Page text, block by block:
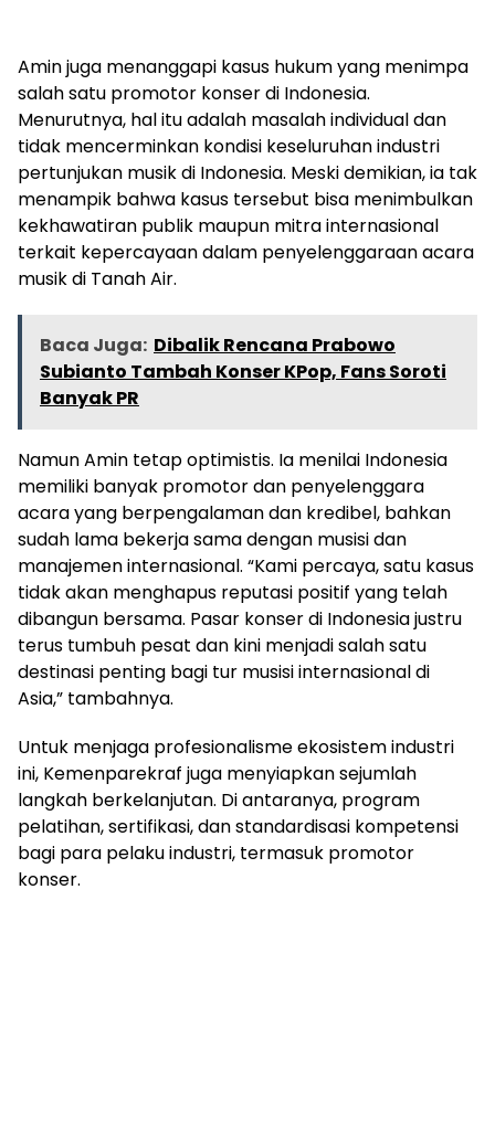
Amin juga menanggapi kasus hukum yang menimpa
salah satu promotor konser di Indonesia.
Menurutnya, hal itu adalah masalah individual dan
tidak mencerminkan kondisi keseluruhan industri
pertunjukan musik di Indonesia. Meski demikian, ia tak
menampik bahwa kasus tersebut bisa menimbulkan
kekhawatiran publik maupun mitra internasional
terkait kepercayaan dalam penyelenggaraan acara
musik di Tanah Air.
Baca Juga: Dibalik Rencana Prabowo
Subianto Tambah Konser KPop, Fans Soroti
Banyak PR
Namun Amin tetap optimistis. Ia menilai Indonesia
memiliki banyak promotor dan penyelenggara
acara yang berpengalaman dan kredibel, bahkan
sudah lama bekerja sama dengan musisi dan
manajemen internasional. “Kami percaya, satu kasus
tidak akan menghapus reputasi positif yang telah
dibangun bersama. Pasar konser di Indonesia justru
terus tumbuh pesat dan kini menjadi salah satu
destinasi penting bagi tur musisi internasional di
Asia,” tambahnya.
Untuk menjaga profesionalisme ekosistem industri
ini, Kemenparekraf juga menyiapkan sejumlah
langkah berkelanjutan. Di antaranya, program
pelatihan, sertifikasi, dan standardisasi kompetensi
bagi para pelaku industri, termasuk promotor
konser.